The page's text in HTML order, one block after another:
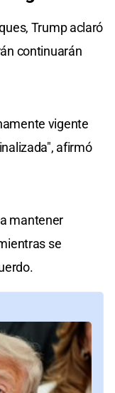
Trump aclaró
continuarán
vigente
afirmó
mantener
se